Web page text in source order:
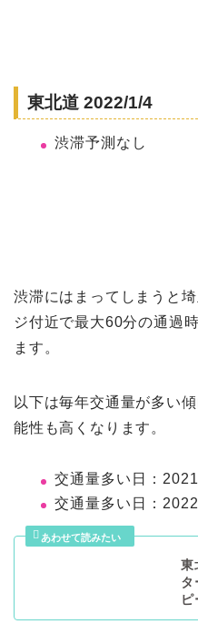
東北道 2022/1/4
渋滞予測なし
渋滞にはまってしまうと
ジ付近で最大60分の通過
ます。
以下は毎年交通量が多い
能性も高くなります。
交通量多い日：
交通量多い日：
東
タ
ピ